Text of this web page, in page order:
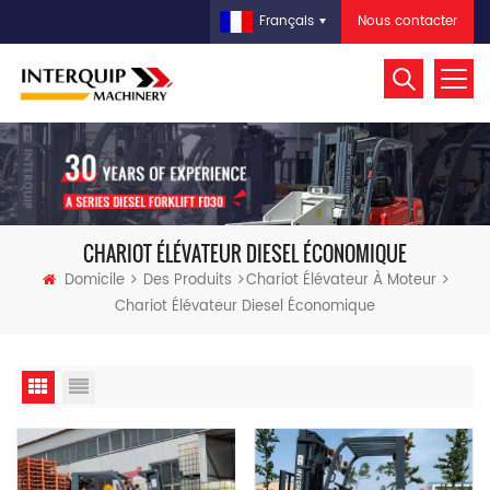
Nous contacter
Français
CHARIOT ÉLÉVATEUR DIESEL ÉCONOMIQUE
Domicile Des Produits
Chariot Élévateur À Moteur
Chariot Élévateur Diesel Économique